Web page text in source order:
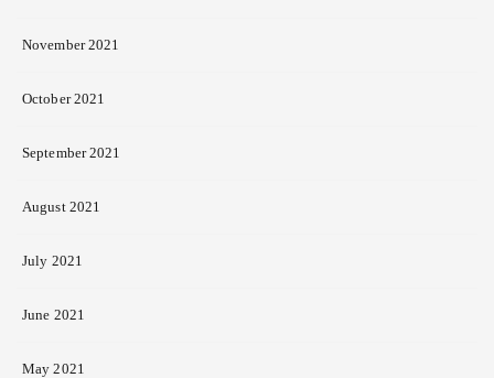
November 2021
October 2021
September 2021
August 2021
July 2021
June 2021
May 2021